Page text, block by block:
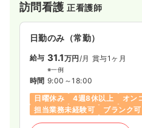
訪問看護正看護師
日勤のみ（常勤）
給与 31.1万円/月 賞与1ヶ月
※一例
時間 9:00～18:00
日曜休み
4週8休以上
オン
担当業務未経験可
ブランク可